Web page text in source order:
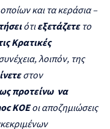
και τα κεράσια –
ότιεξετάζετετο
Κρατικές
λοιπόν, της
στον
προτείνω να
ΚΟΕοι αποζημιώσεις